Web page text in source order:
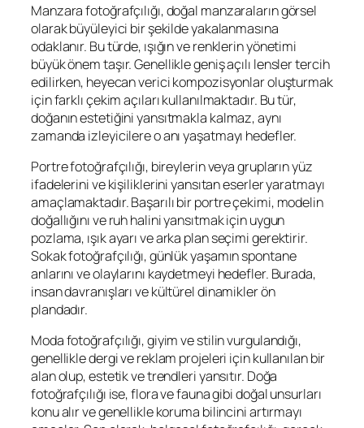
Manzara fotoğrafçılığı, doğal manzaraların görsel
olarak büyüleyici bir şekilde yakalanmasına
odaklanır. Bu türde, ışığın ve renklerin yönetimi
büyük önem taşır. Genellikle geniş açılı lensler tercih
edilirken, heyecan verici kompozisyonlar oluşturmak
için farklı çekim açıları kullanılmaktadır. Bu tür,
doğanın estetiğini yansıtmakla kalmaz, aynı
zamanda izleyicilere o anı yaşatmayı hedefler.
Portre fotoğrafçılığı, bireylerin veya grupların yüz
ifadelerini ve kişiliklerini yansıtan eserler yaratmayı
amaçlamaktadır. Başarılı bir portre çekimi, modelin
doğallığını ve ruh halini yansıtmak için uygun
pozlama, ışık ayarı ve arka plan seçimi gerektirir.
Sokak fotoğrafçılığı, günlük yaşamın spontane
anlarını ve olaylarını kaydetmeyi hedefler. Burada,
insan davranışları ve kültürel dinamikler ön
plandadır.
Moda fotoğrafçılığı, giyim ve stilin vurgulandığı,
genellikle dergi ve reklam projeleri için kullanılan bir
alan olup, estetik ve trendleri yansıtır. Doğa
fotoğrafçılığı ise, flora ve fauna gibi doğal unsurları
konu alır ve genellikle koruma bilincini artırmayı